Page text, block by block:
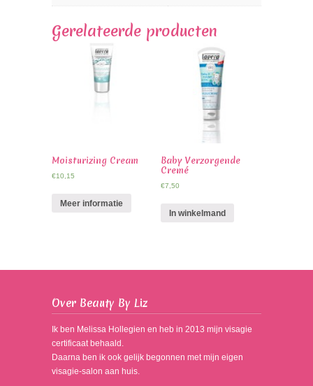
Gerelateerde producten
Moisturizing Cream
€10,15
Meer informatie
Baby Verzorgende
Cremé
€7,50
In winkelmand
Over Beauty By Liz
Ik ben Melissa Hollegien en heb in 2013 mijn visagie
certificaat behaald.
Daarna ben ik ook gelijk begonnen met mijn eigen
visagie-salon aan huis.